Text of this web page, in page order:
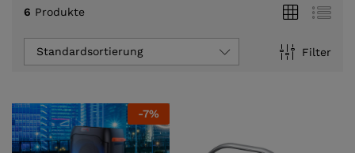
6 Produkte
Filter
Standardsortierung
-7%